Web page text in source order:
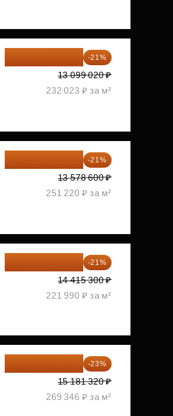
-21%
13 099 020 ₽
232 023 ₽ за м²
-21%
13 578 600 ₽
251 220 ₽ за м²
-21%
14 415 300 ₽
221 990 ₽ за м²
-23%
15 181 320 ₽
269 346 ₽ за м²